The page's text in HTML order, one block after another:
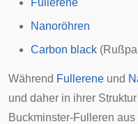
Fullerene
Nanoröhren
Carbon black
Während Fullerene und
und daher in ihrer
Buckminster-Fulleren